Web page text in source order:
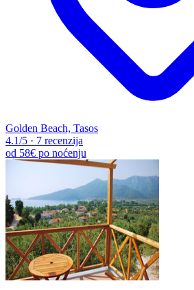
Golden Beach, Tasos
4.1/5 · 7 recenzija
od 58€ po noćenju